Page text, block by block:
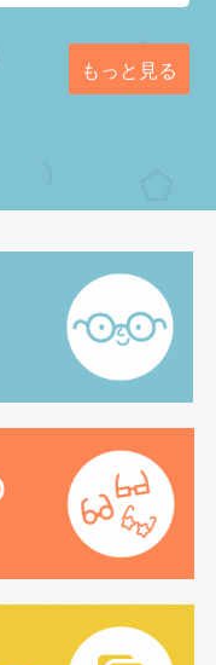
もっと見る